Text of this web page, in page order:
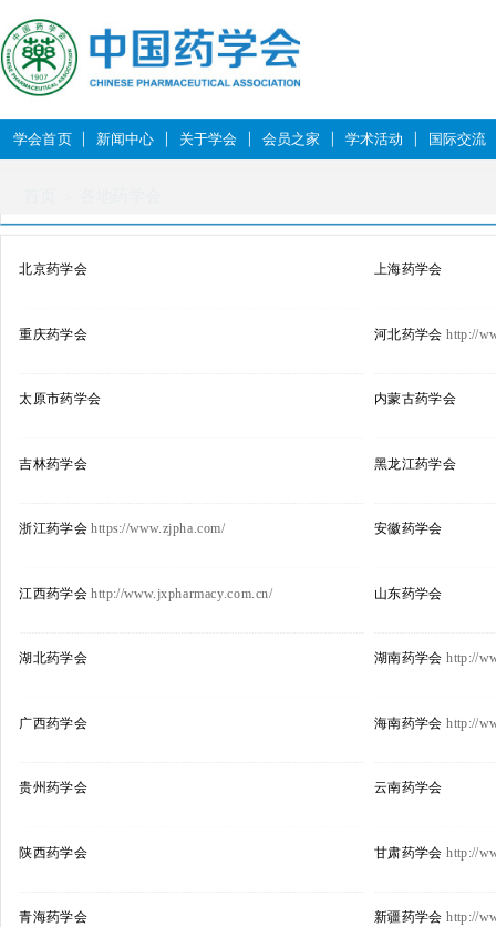
学会首页 新闻中心 关于学会 会员之家 学术活动 国际交流
北京药学会 上海药学会
重庆药学会 河北药学会 http://
太原市药学会 内蒙古药学会
吉林药学会 黑龙江药学会
浙江药学会https://www.zjpha.com/ 安徽药学会
江西药学会http://www.jxpharmacy.com.cn/ 山东药学会
湖北药学会 湖南药学会 http://
广西药学会 海南药学会 http://
贵州药学会 云南药学会
陕西药学会 甘肃药学会 http://
青海药学会 新疆药学会 http://